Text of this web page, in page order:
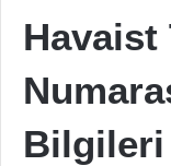
Havaist
Bilgileri